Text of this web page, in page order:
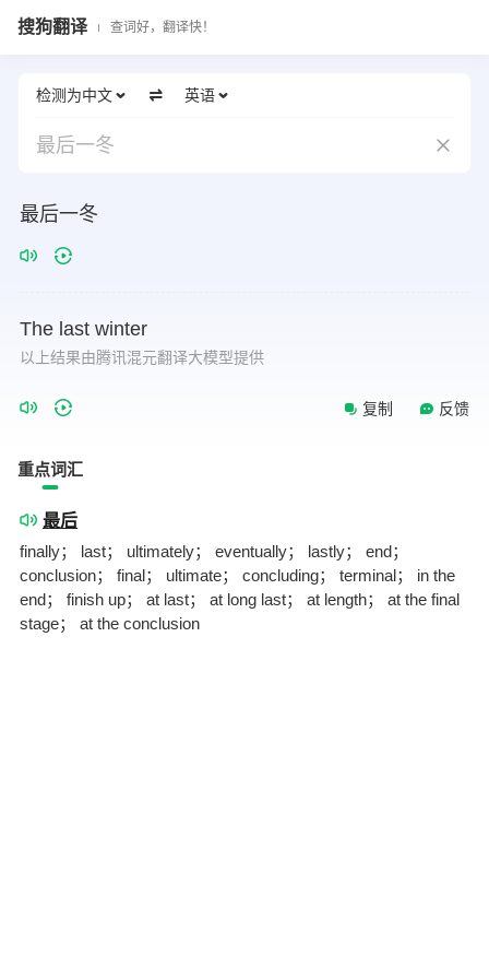
搜狗翻译 查词好，翻译快！
检测为中文 英语
最后一冬
最后一冬
The last winter
以上结果由腾讯混元翻译大模型提供
复制 反馈
重点词汇
最后
finally； last； ultimately； eventually； lastly； end；
conclusion； final； ultimate； concluding； terminal； in the
end； finish up； at last； at long last； at length； at the final
stage； at the conclusion